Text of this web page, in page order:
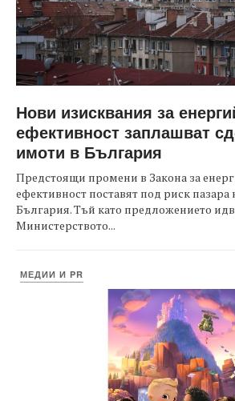
Нови изисквания за
ефективност заплашват
имоти в България
Предстоящи промени в Закона за
ефективност поставят под риск пазара
България. Тъй като предложението
Министерството...
МЕДИИ И PR